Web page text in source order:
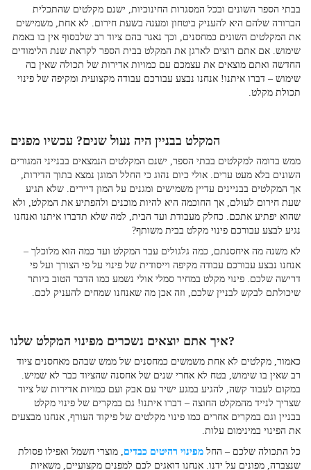
בבתי הספר השונים ובכל המסגרות החינוכיות, ישנם מקלטים שהתכלית
הברורה שלהם היא להעניק ביטחון ומענה בשעת חירום. לא אחת, משמישים
את המקלטים השונים כמחסנים, וכך נאגר בהם ציוד רב שלבסוף אין בו באמת
שימוש. אם אתם רוצים לארגן את המקלט בבית הספר לקראת שנת הלימודים
החדשה ואתם מוצאים את עצמכם עם כמויות אדירות של תכולה שאין בה
שימוש – דברו איתנו! אנחנו נבצע עבורכם עבודה מקצועית ומקיפה של פינוי
תכולת מקלט
ממש בדומה למקלטים בבתי הספר, ישנם המקלטים הנמצאים בבנייני המגורים
השונים בלא מעט ערים. אולי כיום נהוג כי החלל המוגן נמצא בתוך הדירות,
אך המקלטים בבניינים עדיין משמישים ומגנים על המון דיירים. שלא תגיע
שעת חירום לעולם, אך החוכמה היא להיות מוכנים ולהפתיע את המקלט, ולא
שהוא יפתיע אתכם. כחלק מעבודת ועד הבית, למה שלא תדברו איתנו ואנחנו
נגיע לבצע עבורכם פינוי מקלט בבית משותף?
לא משנה מה איחסנתם, כמה גלגולים עבר המקלט ועד כמה הוא מלוכלך –
אנחנו נבצע עבורכם עבודה מקיפה וייסודית של פינוי על פי הצורך ועל פי
דרישה שלכם. פינוי מקלט במחיר סמלי אולי נשמע כמו הדבר הטוב ביותר
שיכולתם לבקש לבניין שלכם, וזה אכן מה שאנחנו שמחים להעניק לכם.
איך אתם יוצאים נשכרים מפינוי המקלט שלנו?
כאמור, מקלטים לא אחת משמשים כמחסנים של ממש שבהם מאחסנים ציוד
רב שאין בו שימוש, בטח לא אחרי שנים של אחסנה שהציוד כבר לא שמיש.
במקום לעבוד קשה, להגיע במגע ישיר עם אבק ועם כמויות אדירות של ציוד
שצריך לנייד מהמקלט החוצה – דברו איתנו! גם במקרים של פינוי מקלט
בבניין וגם במקרים אחרים כמו פינוי מקלטים של פיקוד העורף , אנחנו מבצעים
את הפינוי במינימום עלות.
כל התכולה שלכם – החל מפינוי רהיטים כבדים , מוצרי חשמל ואפילו פסולת
שנצברה, מפונים על ידנו. אנחנו דואגים לכם למפנים מקצועיים, משאיות